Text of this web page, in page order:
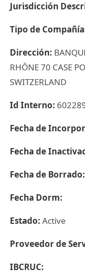
Jurisdicción
Tipo de
Dirección:
RHÔNE 70 CASE
SWITZERLAND
Id Interno:
Fecha de
Fecha de
Fecha de Borrado:
Fecha Dorm:
Estado: Active
Proveedor de
IBCRUC: